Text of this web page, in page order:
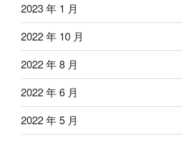
2023 年 1 月
2022 年 10 月
2022 年 8 月
2022 年 6 月
2022 年 5 月